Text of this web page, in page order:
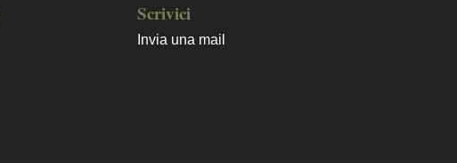
Scrivici
Invia una mail